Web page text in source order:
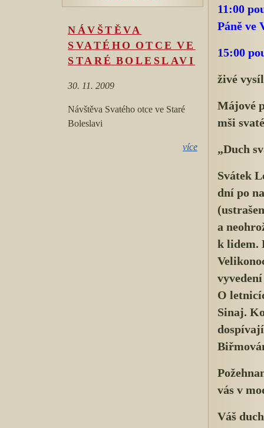
11:00
Páně ve
15:00
živé
Májové
mši
„Duch
Svátek
dní po
a
k lidem.
O
Sinaj.
vás v
Váš
NÁVŠTĚVA
SVATÉHO OTCE VE
STARÉ BOLESLAVI
30. 11. 2009
Návštěva Svatého otce ve Staré
Boleslavi
více